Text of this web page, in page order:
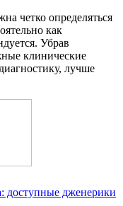
четко определяться
как
Убрав
клинические
лучше
доступные дженерики